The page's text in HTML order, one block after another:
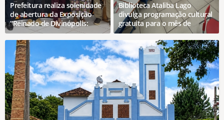
Prefeitura realiza solenidade
de abertura da Exposição
“Reinado de Divinópolis:
Raízes que cantam, Tradições
que encantam”
Biblioteca Ataliba Lago
divulga programação cultural
gratuita para o mês de
agosto